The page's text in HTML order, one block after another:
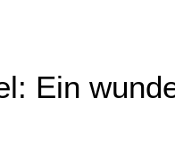
Ein